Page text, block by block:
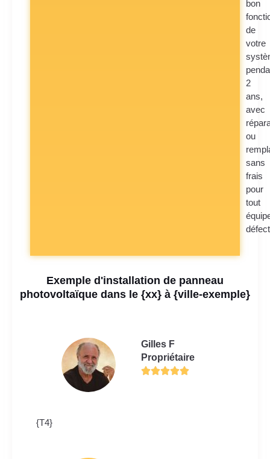
bon
de
votre
2
ans,
avec
ou
sans
frais
pour
tout
Exemple d'installation de panneau
photovoltaïque dans le {xx} à {ville-exemple}
Gilles F
Propriétaire
{T4}